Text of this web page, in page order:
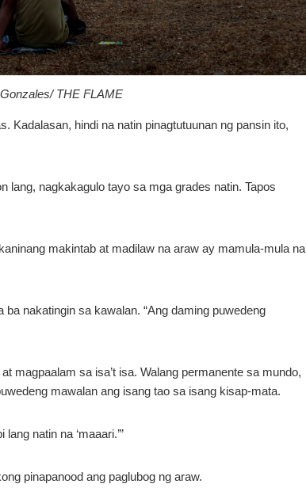
THE FLAME
Kadalasan, hindi na natin pinagtutuunan ng pansin ito,
lang, nagkakagulo tayo sa mga grades natin. Tapos
makintab at madilaw na araw ay mamula-mula na
nakatingin sa kawalan. “Ang daming puwedeng
magpaalam sa isa’t isa. Walang permanente sa mundo,
mawalan ang isang tao sa isang kisap-mata.
natin na ‘maaari.’”
pinapanood ang paglubog ng araw.